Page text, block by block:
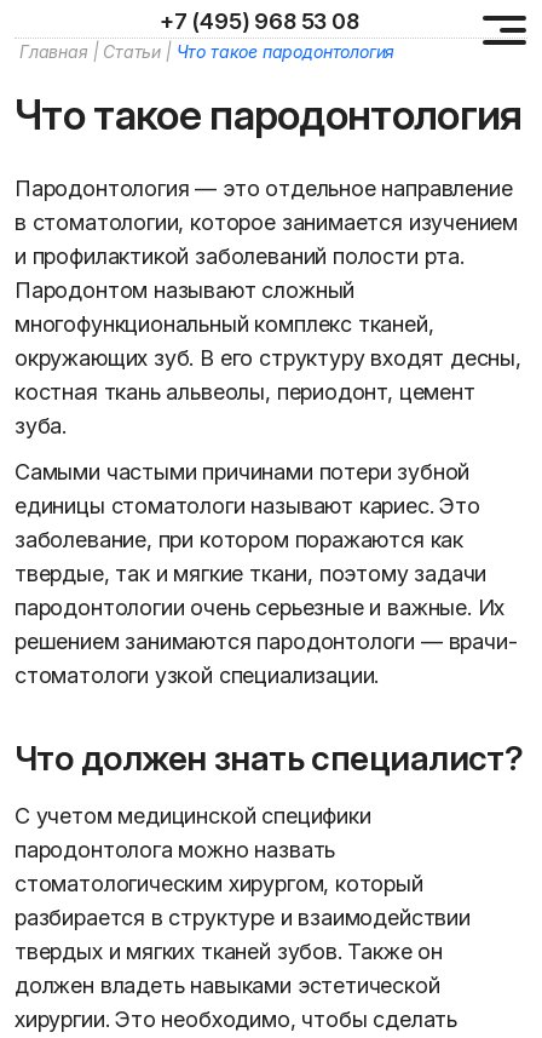
+7 (495) 968 53 08
Главная | Статьи | Что такое пародонтология
Что такое пародонтология
Пародонтология — это отдельное направление
в стоматологии, которое занимается изучением
и профилактикой заболеваний полости рта.
Пародонтом называют сложный
многофункциональный комплекс тканей,
окружающих зуб. В его структуру входят десны,
костная ткань альвеолы, периодонт, цемент
зуба.
Самыми частыми причинами потери зубной
единицы стоматологи называют кариес. Это
заболевание, при котором поражаются как
твердые, так и мягкие ткани, поэтому задачи
пародонтологии очень серьезные и важные. Их
решением занимаются пародонтологи — врачи-
стоматологи узкой специализации.
Что должен знать специалист?
С учетом медицинской специфики
пародонтолога можно назвать
стоматологическим хирургом, который
разбирается в структуре и взаимодействии
твердых и мягких тканей зубов. Также он
должен владеть навыками эстетической
хирургии. Это необходимо, чтобы сделать